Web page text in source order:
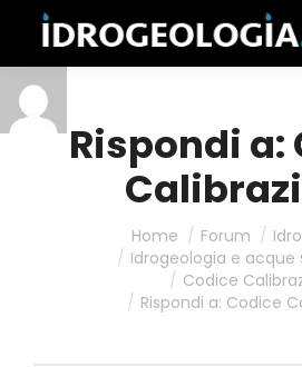
Rispondi a:
Home Forum
Idrogeologia e
Codice
Rispondi a: Codice